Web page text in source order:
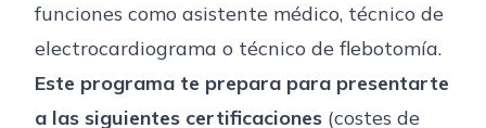
funciones como asistente médico, técnico de
electrocardiograma o técnico de flebotomía.
Este programa te prepara para presentarte
a las siguientes certificaciones (costes de